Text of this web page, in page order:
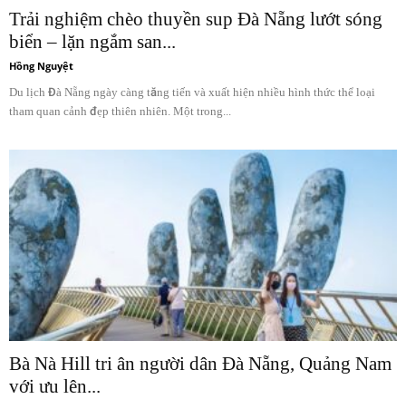
Trải nghiệm chèo thuyền sup Đà Nẵng lướt sóng
biển – lặn ngắm san...
Hồng Nguyệt
Du lịch Đà Nẵng ngày càng tăng tiến và xuất hiện nhiều hình thức thể loại
tham quan cảnh đẹp thiên nhiên. Một trong...
Bà Nà Hill tri ân người dân Đà Nẵng, Quảng Nam
với ưu lên...